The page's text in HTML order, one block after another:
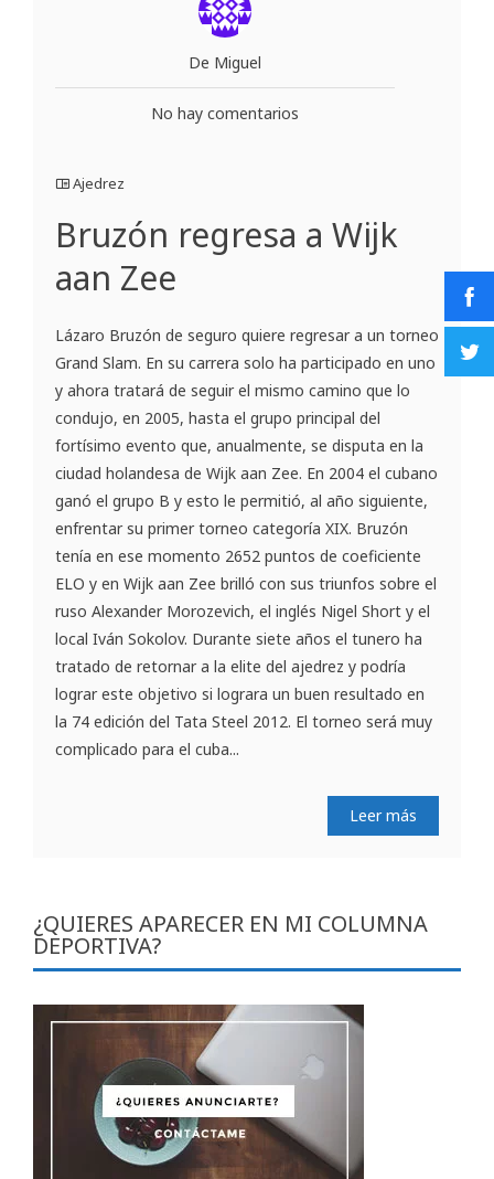
De Miguel
No hay comentarios
Ajedrez
Bruzón regresa a Wijk
aan Zee
Lázaro Bruzón de seguro quiere regresar a un torneo
Grand Slam. En su carrera solo ha participado en uno
y ahora tratará de seguir el mismo camino que lo
condujo, en 2005, hasta el grupo principal del
fortísimo evento que, anualmente, se disputa en la
ciudad holandesa de Wijk aan Zee. En 2004 el cubano
ganó el grupo B y esto le permitió, al año siguiente,
enfrentar su primer torneo categoría XIX. Bruzón
tenía en ese momento 2652 puntos de coeficiente
ELO y en Wijk aan Zee brilló con sus triunfos sobre el
ruso Alexander Morozevich, el inglés Nigel Short y el
local Iván Sokolov. Durante siete años el tunero ha
tratado de retornar a la elite del ajedrez y podría
lograr este objetivo si lograra un buen resultado en
la 74 edición del Tata Steel 2012. El torneo será muy
complicado para el cuba...
Leer más
¿QUIERES APARECER EN MI COLUMNA
DEPORTIVA?